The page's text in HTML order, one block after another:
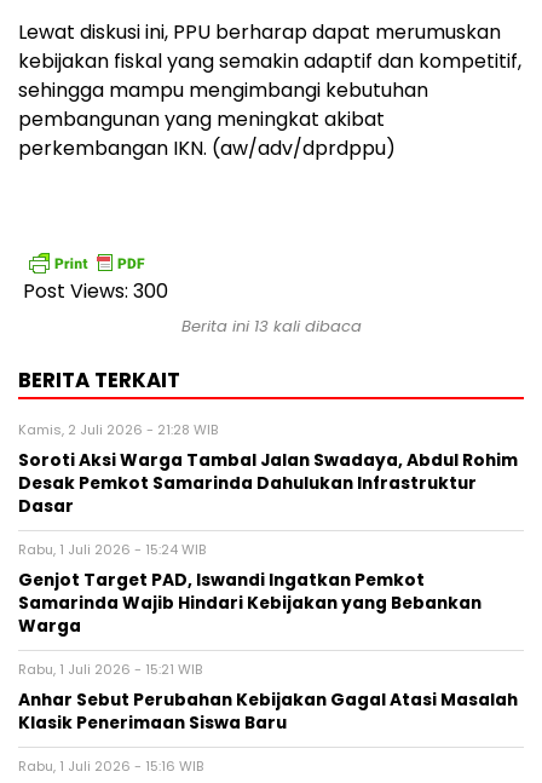
Lewat diskusi ini, PPU berharap dapat merumuskan
kebijakan fiskal yang semakin adaptif dan kompetitif,
sehingga mampu mengimbangi kebutuhan
pembangunan yang meningkat akibat
perkembangan IKN. (aw/adv/dprdppu)
Post Views: 300
Berita ini 13 kali dibaca
BERITA TERKAIT
Kamis, 2 Juli 2026 - 21:28 WIB
Soroti Aksi Warga Tambal Jalan Swadaya, Abdul Rohim
Desak Pemkot Samarinda Dahulukan Infrastruktur
Dasar
Rabu, 1 Juli 2026 - 15:24 WIB
Genjot Target PAD, Iswandi Ingatkan Pemkot
Samarinda Wajib Hindari Kebijakan yang Bebankan
Warga
Rabu, 1 Juli 2026 - 15:21 WIB
Anhar Sebut Perubahan Kebijakan Gagal Atasi Masalah
Klasik Penerimaan Siswa Baru
Rabu, 1 Juli 2026 - 15:16 WIB